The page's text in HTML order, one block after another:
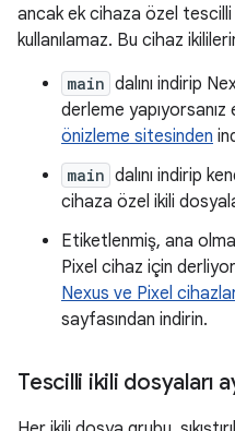
ancak ek cihaza özel tescilli
kullanılamaz. Bu cihaz
main dalını indirip
derleme yapıyorsanız
önizleme sitesinden
main dalını indirip
cihaza özel ikili
Etiketlenmiş, ana
Pixel cihaz için
Nexus ve Pixel
sayfasından indirin.
Tescilli ikili dosyaları